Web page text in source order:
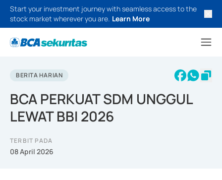
Start your investment journey with seamless access to the
stock market wherever you are. Learn More
BERITA HARIAN
BCA PERKUAT SDM UNGGUL
LEWAT BBI 2026
TERBIT PADA
08 April 2026